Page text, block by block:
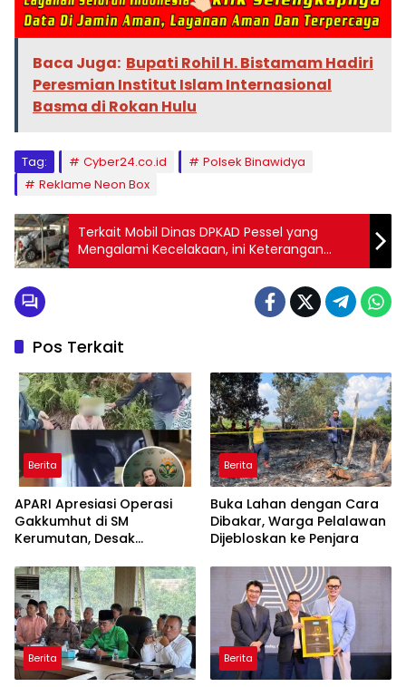
Baca Juga: Bupati Rohil H. Bistamam Hadiri
Peresmian Institut Islam Internasional
Basma di Rokan Hulu
Tag: Cyber24.co.id
Polsek Binawidya
Reklame Neon Box
Terkait Mobil Dinas DPKAD Pessel yang
Mengalami Kecelakaan, ini Keterangan
Resmi dari Suhendri
Pos Terkait
Berita
APARI Apresiasi Operasi
Gakkumhut di SM
Kerumutan, Desak
Jaringan Pembalak Liar
Berita
Buka Lahan dengan Cara
Dibakar, Warga Pelalawan
Dijebloskan ke Penjara
Berita Berita